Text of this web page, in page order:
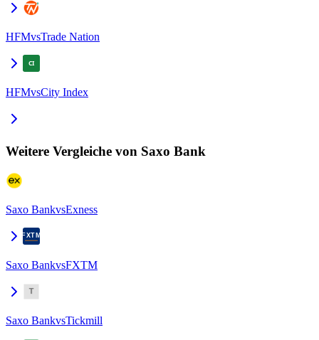
HFMvsTrade Nation
HFMvsCity Index
Weitere Vergleiche von Saxo Bank
Saxo BankvsExness
Saxo BankvsFXTM
Saxo BankvsTickmill